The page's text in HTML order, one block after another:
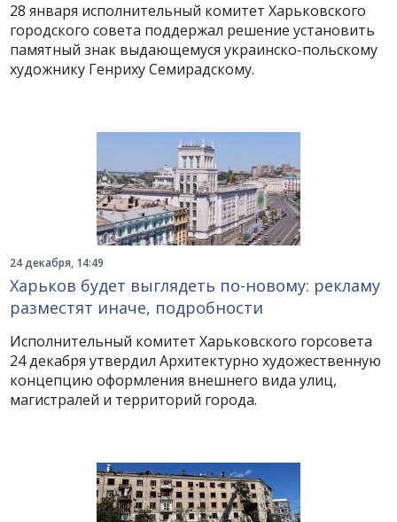
28 января исполнительный комитет Харьковского
городского совета поддержал решение установить
памятный знак выдающемуся украинско-польскому
художнику Генриху Семирадскому.
24 декабря, 14:49
Харьков будет выглядеть по-новому: рекламу
разместят иначе, подробности
Исполнительный комитет Харьковского горсовета
24 декабря утвердил Архитектурно художественную
концепцию оформления внешнего вида улиц,
магистралей и территорий города.